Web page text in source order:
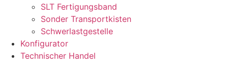
SLT Fertigungsband
Sonder Transportkisten
Schwerlastgestelle
Konfigurator
Technischer Handel